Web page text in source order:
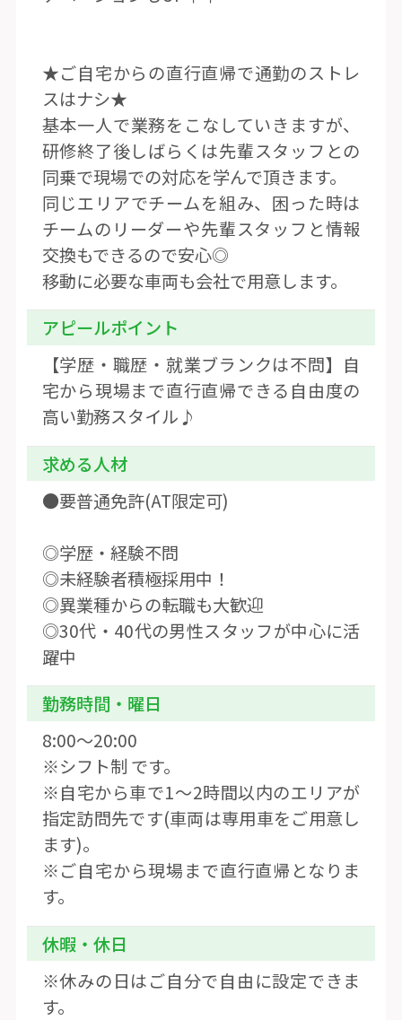
★ご自宅からの直行直帰で通勤のストレ
スはナシ★
基本一人で業務をこなしていきますが、
研修終了後しばらくは先輩スタッフとの
同乗で現場での対応を学んで頂きます。
同じエリアでチームを組み、困った時は
チームのリーダーや先輩スタッフと情報
交換もできるので安心◎
移動に必要な車両も会社で用意します。
アピールポイント
【学歴・職歴・就業ブランクは不問】自
宅から現場まで直行直帰できる自由度の
高い勤務スタイル♪
求める人材
●要普通免許(AT限定可)
◎学歴・経験不問
◎未経験者積極採用中！
◎異業種からの転職も大歓迎
◎30代・40代の男性スタッフが中心に活
躍中
勤務時間・曜日
8:00〜20:00
※シフト制 です。
※自宅から車で1〜2時間以内のエリアが
指定訪問先です(車両は専用車をご用意し
ます)。
※ご自宅から現場まで直行直帰となりま
す。
休暇・休日
※休みの日はご自分で自由に設定できま
す。